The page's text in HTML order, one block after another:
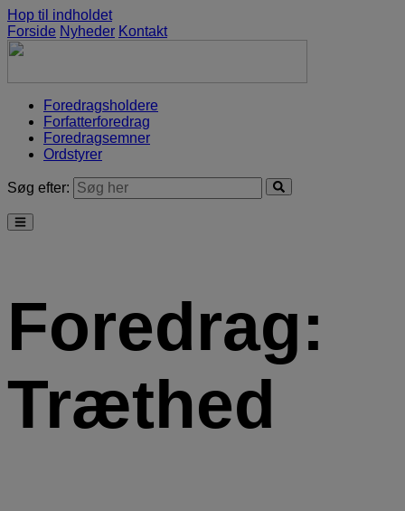
Hop til indholdet
Forside Nyheder Kontakt
Foredragsholdere
Forfatterforedrag
Foredragsemner
Ordstyrer
Søg efter:
Foredrag:
Træthed